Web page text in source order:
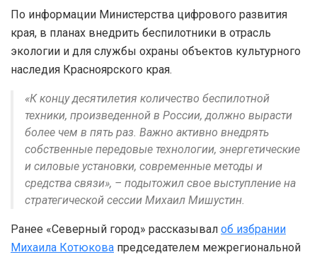
По информации Министерства цифрового развития
края, в планах внедрить беспилотники в отрасль
экологии и для службы охраны объектов культурного
наследия Красноярского края.
«К концу десятилетия количество беспилотной
техники, произведенной в России, должно вырасти
более чем в пять раз. Важно активно внедрять
собственные передовые технологии, энергетические
и силовые установки, современные методы и
средства связи», – подытожил свое выступление на
стратегической сессии Михаил Мишустин.
Ранее «Северный город» рассказывал об избрании
Михаила Котюкова председателем межрегиональной